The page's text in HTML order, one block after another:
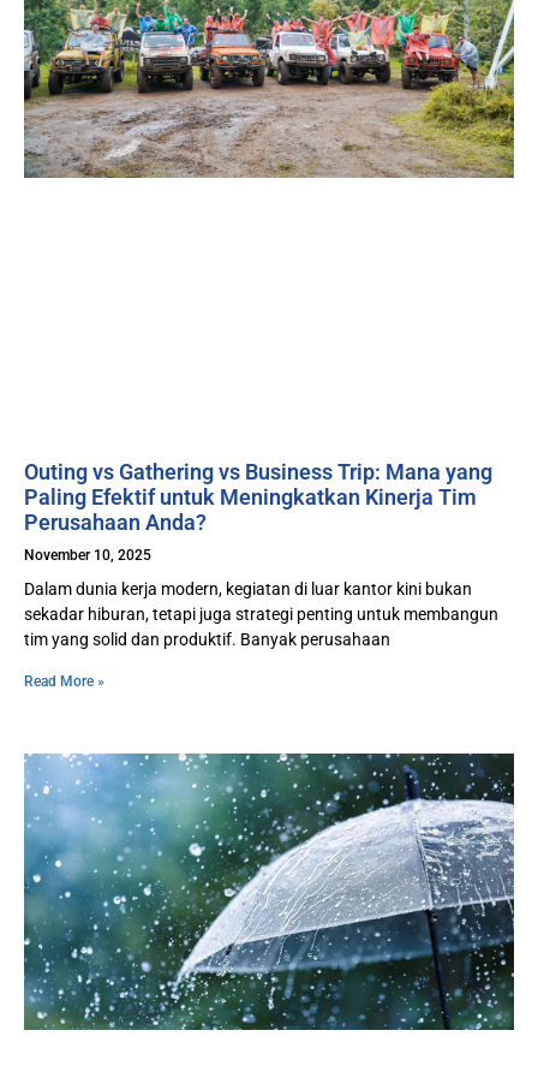
Outing vs Gathering vs Business Trip: Mana yang
Paling Efektif untuk Meningkatkan Kinerja Tim
Perusahaan Anda?
November 10, 2025
Dalam dunia kerja modern, kegiatan di luar kantor kini bukan
sekadar hiburan, tetapi juga strategi penting untuk membangun
tim yang solid dan produktif. Banyak perusahaan
Read More »